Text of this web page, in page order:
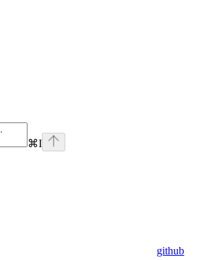
⌘I
github